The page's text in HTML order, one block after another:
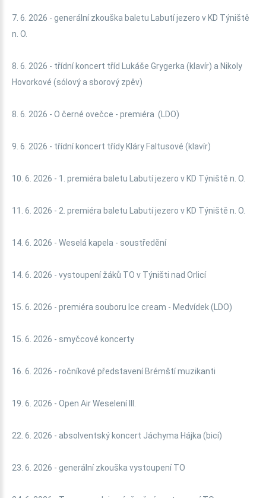
7. 6. 2026 - generální zkouška baletu Labutí jezero v KD Týniště
n. O.
8. 6. 2026 - třídní koncert tříd Lukáše Grygerka (klavír) a Nikoly
Hovorkové (sólový a sborový zpěv)
8. 6. 2026 - O černé ovečce - premiéra (LDO)
9. 6. 2026 - třídní koncert třídy Kláry Faltusové (klavír)
10. 6. 2026 - 1. premiéra baletu Labutí jezero v KD Týniště n. O.
11. 6. 2026 - 2. premiéra baletu Labutí jezero v KD Týniště n. O.
14. 6. 2026 - Weselá kapela - soustředění
14. 6. 2026 - vystoupení žáků TO v Týništi nad Orlicí
15. 6. 2026 - premiéra souboru Ice cream - Medvídek (LDO)
15. 6. 2026 - smyčcové koncerty
16. 6. 2026 - ročníkové představení Brémští muzikanti
19. 6. 2026 - Open Air Weselení III.
22. 6. 2026 - absolventský koncert Jáchyma Hájka (bicí)
23. 6. 2026 - generální zkouška vystoupení TO